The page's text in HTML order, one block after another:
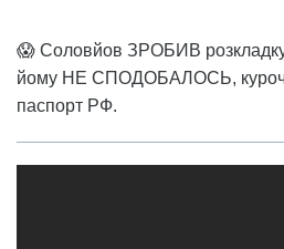
😱 Соловйов ЗРОБИВ
йому НЕ СПОДОБАЛОСЬ,
паспорт РФ.